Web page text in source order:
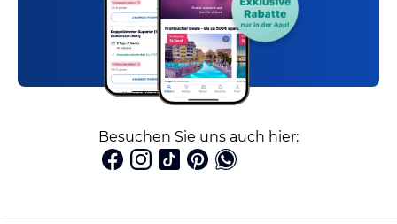
Besuchen Sie uns auch hier: